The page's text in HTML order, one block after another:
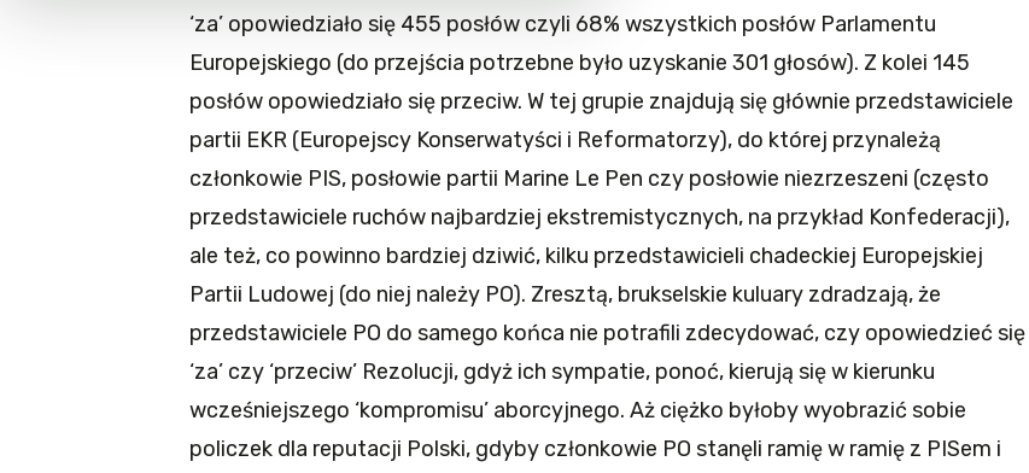
‘za’ opowiedziało się 455 posłów czyli 68% wszystkich posłów Parlamentu
Europejskiego (do przejścia potrzebne było uzyskanie 301 głosów). Z kolei 145
posłów opowiedziało się przeciw. W tej grupie znajdują się głównie przedstawiciele
partii EKR (Europejscy Konserwatyści i Reformatorzy), do której przynależą
członkowie PIS, posłowie partii Marine Le Pen czy posłowie niezrzeszeni (często
przedstawiciele ruchów najbardziej ekstremistycznych, na przykład Konfederacji),
ale też, co powinno bardziej dziwić, kilku przedstawicieli chadeckiej Europejskiej
Partii Ludowej (do niej należy PO). Zresztą, brukselskie kuluary zdradzają, że
przedstawiciele PO do samego końca nie potrafili zdecydować, czy opowiedzieć się
‘za’ czy ‘przeciw’ Rezolucji, gdyż ich sympatie, ponoć, kierują się w kierunku
wcześniejszego ‘kompromisu’ aborcyjnego. Aż ciężko byłoby wyobrazić sobie
policzek dla reputacji Polski, gdyby członkowie PO stanęli ramię w ramię z PISem i